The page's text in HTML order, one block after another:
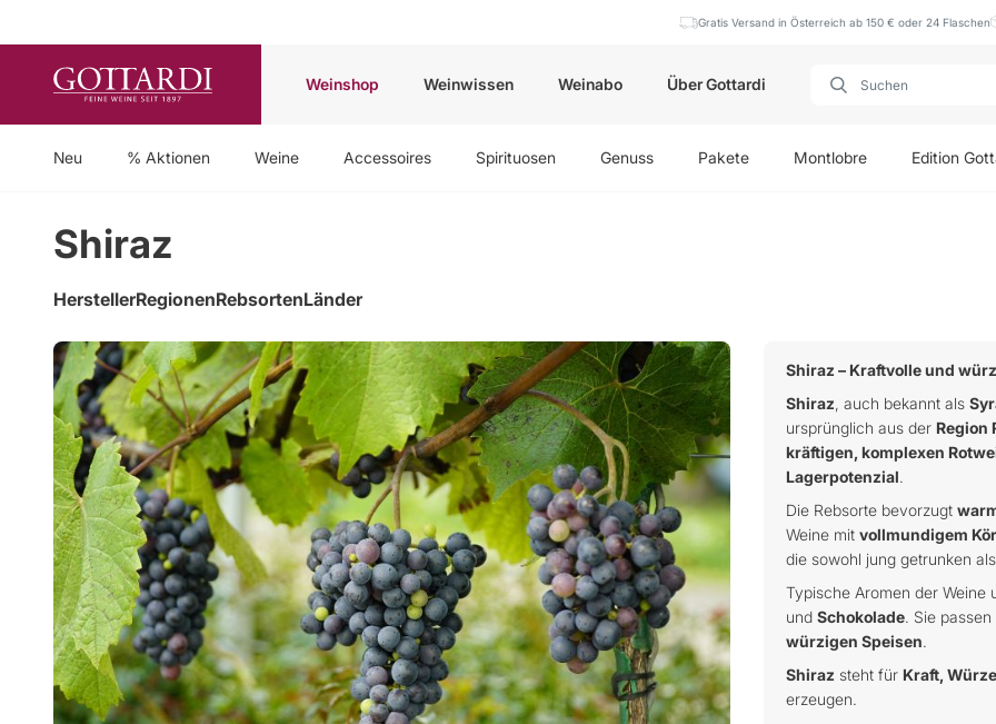
Gratis Versand in Österreich ab 150 € oder 24 Flaschen
Weinshop Weinwissen Weinabo Über Gottardi
Neu % Aktionen Weine Accessoires Spirituosen Genuss Pakete Montlobre Edition
Shiraz
HerstellerRegionenRebsortenLänder
Shiraz – Kraftvolle und
Shiraz , auch bekannt als
ursprünglich aus der Region
kräftigen, komplexen
Lagerpotenzial.
Die Rebsorte bevorzugt
Weine mit vollmundigem
die sowohl jung getrunken
Typische Aromen der Weine
und Schokolade. Sie
würzigen Speisen.
Shiraz steht für Kraft, Würze
erzeugen.